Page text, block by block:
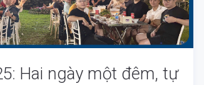
Hai ngày một đêm, tự